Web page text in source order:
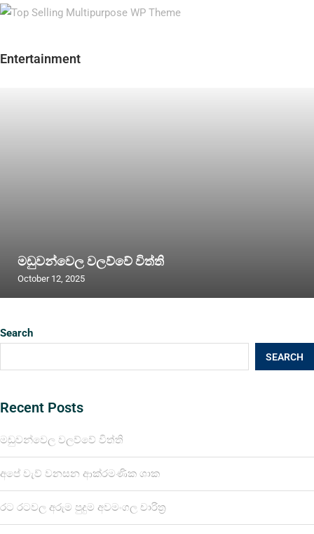
Search
SEARCH
Recent Posts
මඩුවන්වෙල වලව්වේ විත්ති
අපේ වැව් වනසන ආක්රමණික ශාක
රට රටවල අරුම පුදුම අවමංගල චාරිත්‍ර
Entertainment
මඩුවන්වෙල වලව්වේ විත්ති
October 12, 2025